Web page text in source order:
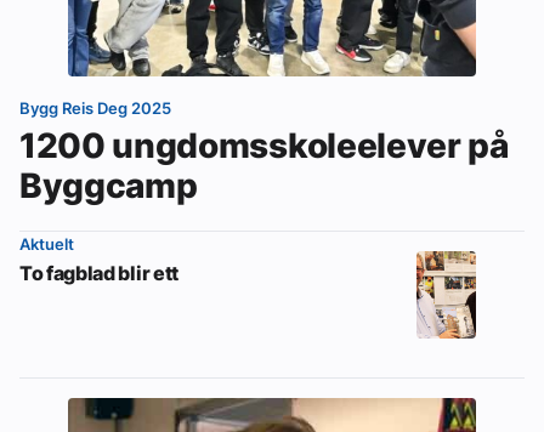
Om VVS Aktuelt
Abonner på fagbladet Byggfakta Nyheter
Annonsere i VVS Aktuelt
Kontakt oss
Tips oss
Bygg Reis Deg 2025
1200 ungdomsskoleelever på
Byggcamp
Aktuelt
To fagblad blir ett